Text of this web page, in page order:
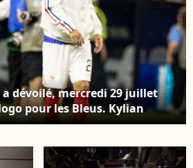
a dévoilé, mercredi 29 juillet
pour les Bleus. Kylian
/ PsnewZ / Bestimage